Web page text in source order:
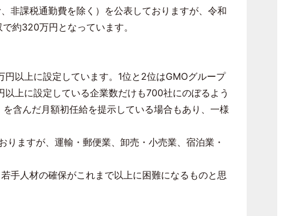
非課税通勤費を除く）を公表しておりますが、令和
で約320万円となっています。
円以上に設定しています。 1位と 2位はGMOグループ
以上に設定している企業数だけも700社にのぼるよう
を含んだ月額初任給を提示している場合もあり、一様
ますが、運輸・郵便業、卸売・小売業、宿泊業・
手人材の確保がこれまで以上に困難になるものと思